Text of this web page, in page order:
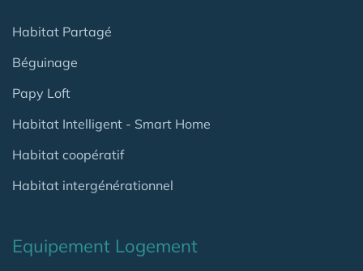
Habitat Partagé
Béguinage
Papy Loft
Habitat Intelligent - Smart Home
Habitat coopératif
Habitat intergénérationnel
Equipement Logement